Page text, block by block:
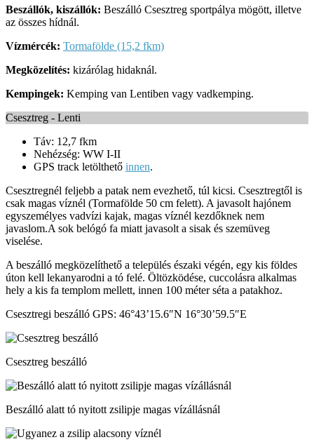
Beszállók, kiszállók: Beszálló Csesztreg sportpálya mögött, illetve
az összes hídnál.
Vízmércék: Tormafölde (15,2 fkm)
Megközelítés: kizárólag hidaknál.
Kempingek: Kemping van Lentiben vagy vadkemping.
Csesztreg - Lenti
Táv: 12,7 fkm
Nehézség: WW I-II
GPS track letölthető innen.
Csesztregnél feljebb a patak nem evezhető, túl kicsi. Csesztregtől is
csak magas víznél (Tormafölde 50 cm felett). A javasolt hajónem
egyszemélyes vadvízi kajak, magas víznél kezdőknek nem
javaslom.A sok belógó fa miatt javasolt a sisak és szemüveg
viselése.
A beszálló megközelíthető a település északi végén, egy kis földes
úton kell lekanyarodni a tó felé. Öltözködése, cuccolásra alkalmas
hely a kis fa templom mellett, innen 100 méter séta a patakhoz.
Csesztregi beszálló GPS: 46°43’15.6″N 16°30’59.5″E
Csesztreg beszálló
Beszálló alatt tó nyitott zsilipje magas vízállásnál